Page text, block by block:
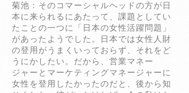
菊池：そのコマーシャルヘッドの方が日
本に来られるにあたって、課題としてい
たことの一つに「日本の女性活躍問題」
があったようでした。日本では女性人財
の登用がうまくいっておらず、それをど
うにかしたい。だから、営業マネー
ジャーとマーケティングマネージャーに
女性を登用したかったのだと、後から知